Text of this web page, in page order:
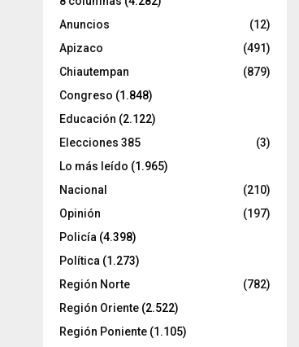
Anuncios
(12)
Apizaco
(491)
Chiautempan
(879)
Congreso (1.848)
Educación (2.122)
Elecciones 385
(3)
Lo más leído (1.965)
Nacional
(210)
Opinión
(197)
Policía (4.398)
Política (1.273)
Región Norte
(782)
Región Oriente (2.522)
Región Poniente (1.105)